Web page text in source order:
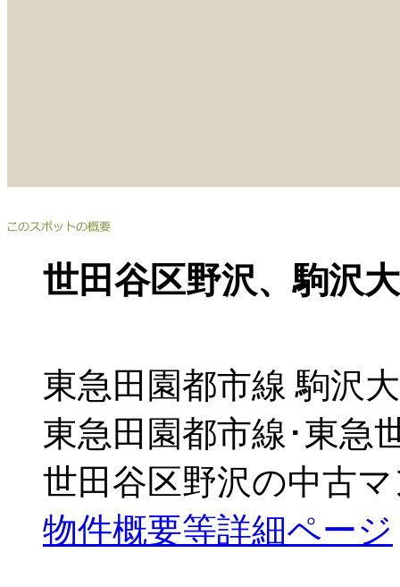
世田谷区野沢、駒沢
東急田園都市線 駒沢
東急田園都市線･東急
世田谷区野沢の中古
物件概要等詳細ページ